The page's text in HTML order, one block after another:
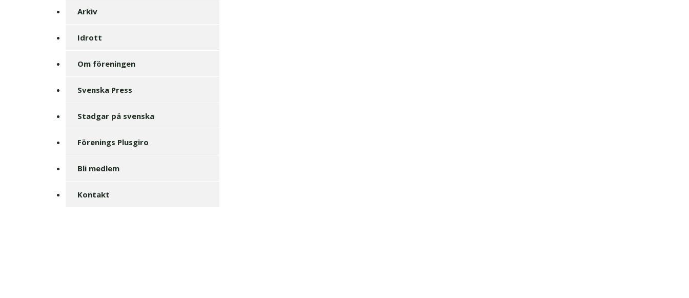
Arkiv
Idrott
Om föreningen
Svenska Press
Stadgar på svenska
Förenings Plusgiro
Bli medlem
Kontakt